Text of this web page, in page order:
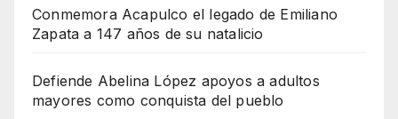
Conmemora Acapulco el legado de Emiliano
Zapata a 147 años de su natalicio
Defiende Abelina López apoyos a adultos
mayores como conquista del pueblo